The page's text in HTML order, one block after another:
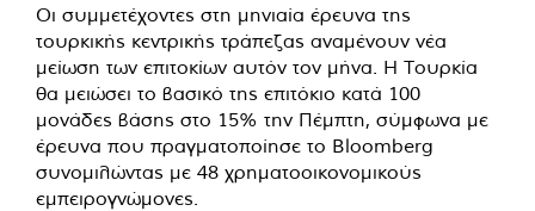
Οι συμμετέχοντες στη μηνιαία έρευνα της
τουρκικής κεντρικής τράπεζας αναμένουν νέα
μείωση των επιτοκίων αυτόν τον μήνα. Η Τουρκία
θα μειώσει το βασικό της επιτόκιο κατά 100
μονάδες βάσης στο 15% την Πέμπτη, σύμφωνα με
έρευνα που πραγματοποίησε το Bloomberg
συνομιλώντας με 48 χρηματοοικονομικούς
εμπειρογνώμονες.